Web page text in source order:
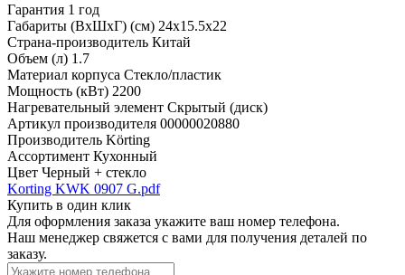
Гарантия 1 год
Габариты (ВхШхГ) (см) 24х15.5х22
Страна-производитель Китай
Объем (л) 1.7
Материал корпуса Стекло/пластик
Мощность (кВт) 2200
Нагревательный элемент Скрытый (диск)
Артикул производителя 00000020880
Производитель Körting
Ассортимент Кухонный
Цвет Черный + стекло
Korting KWK 0907 G.pdf
Купить в один клик
Для оформления заказа укажите ваш номер телефона.
Наш менеджер свяжется с вами для получения деталей по
заказу.